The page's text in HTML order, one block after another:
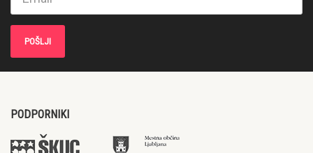
PODPORNIKI